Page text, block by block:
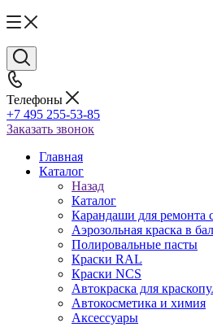
Телефоны
+7 495 255-53-85
Заказать звонок
Главная
Каталог
Назад
Каталог
Карандаши для ремонта
Аэрозольная краска в
Полировальные пасты
Краски RAL
Краски NCS
Автокраска для
Автокосметика и химия
Аксессуары